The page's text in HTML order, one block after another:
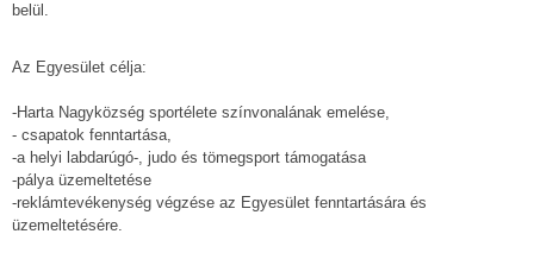
belül.
Az Egyesület célja:
-Harta Nagyközség sportélete színvonalának emelése,
- csapatok fenntartása,
-a helyi labdarúgó-, judo és tömegsport támogatása
-pálya üzemeltetése
-reklámtevékenység végzése az Egyesület fenntartására és
üzemeltetésére.